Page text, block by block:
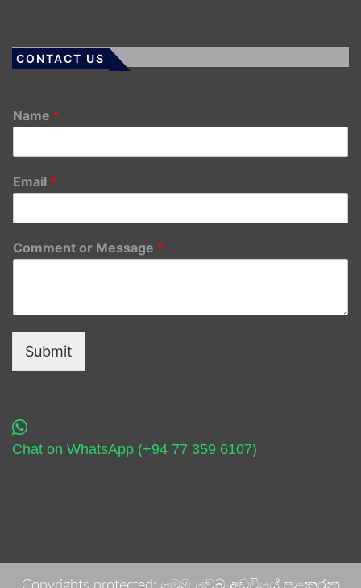
CONTACT US
Name *
Email *
Comment or Message *
Submit
Chat on WhatsApp (+94 77 359 6107)